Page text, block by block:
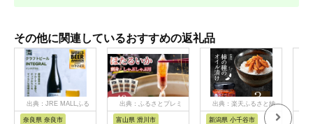
その他に関連しているおすすめの返礼品
出典：JRE MALLふる
さと納税
奈良県 奈良市
出典：ふるさとプレミ
富山県 滑川市
出典：楽天ふるさと納
新潟県 小千谷市